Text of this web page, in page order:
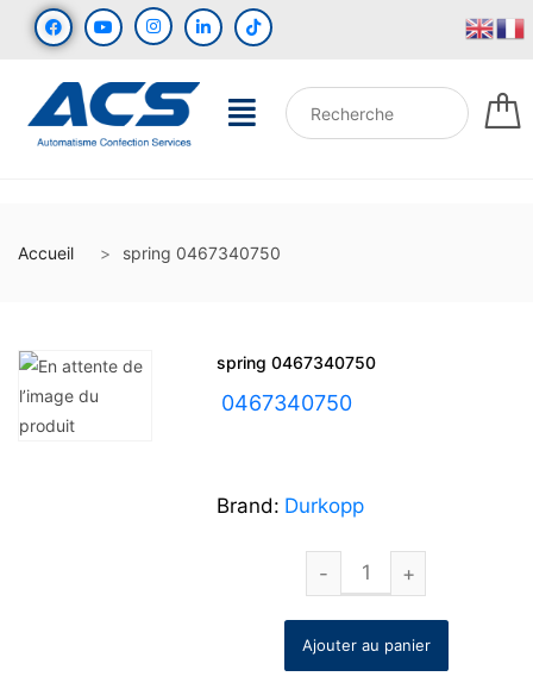
Accueil spring 0467340750
spring 0467340750
0467340750
Brand: Durkopp
Ajouter au panier